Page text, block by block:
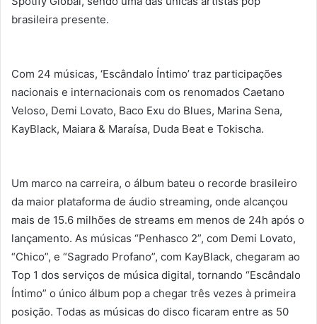
brasileira presente.
Com 24 músicas, ‘Escândalo Íntimo’ traz participações
nacionais e internacionais com os renomados Caetano
Veloso, Demi Lovato, Baco Exu do Blues, Marina Sena,
KayBlack, Maiara & Maraísa, Duda Beat e Tokischa.
Um marco na carreira, o álbum bateu o recorde brasileiro
da maior plataforma de áudio streaming, onde alcançou
mais de 15.6 milhões de streams em menos de 24h após o
lançamento. As músicas “Penhasco 2”, com Demi Lovato,
“Chico”, e “Sagrado Profano”, com KayBlack, chegaram ao
Top 1 dos serviços de música digital, tornando “Escândalo
Íntimo” o único álbum pop a chegar três vezes à primeira
posição. Todas as músicas do disco ficaram entre as 50